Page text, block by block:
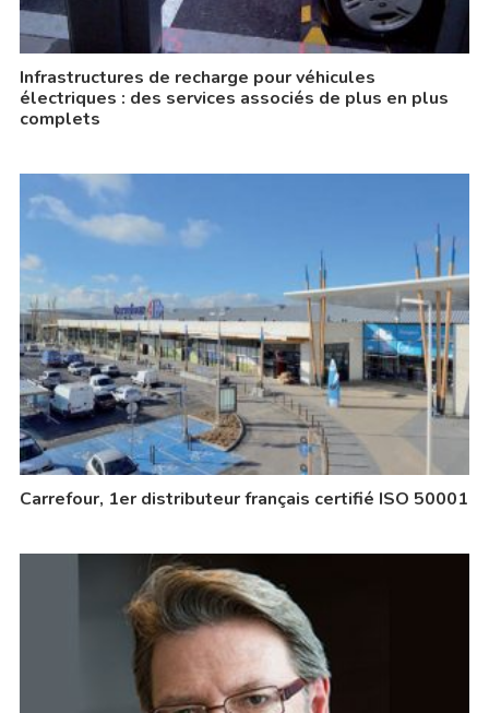
Infrastructures de recharge pour véhicules
électriques : des services associés de plus en plus
complets
Carrefour, 1er distributeur français certifié ISO 50001